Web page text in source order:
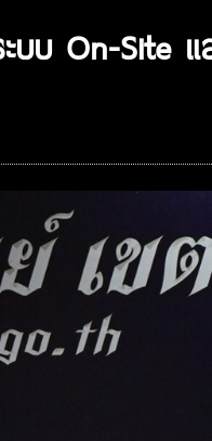
บ On-Site แ